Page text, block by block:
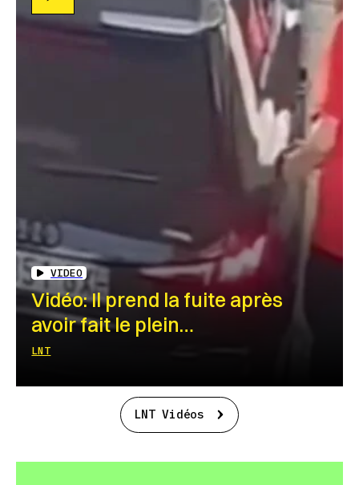
VIDEO
Vidéo: Il prend la fuite après
avoir fait le plein…
LNT
LNT Vidéos